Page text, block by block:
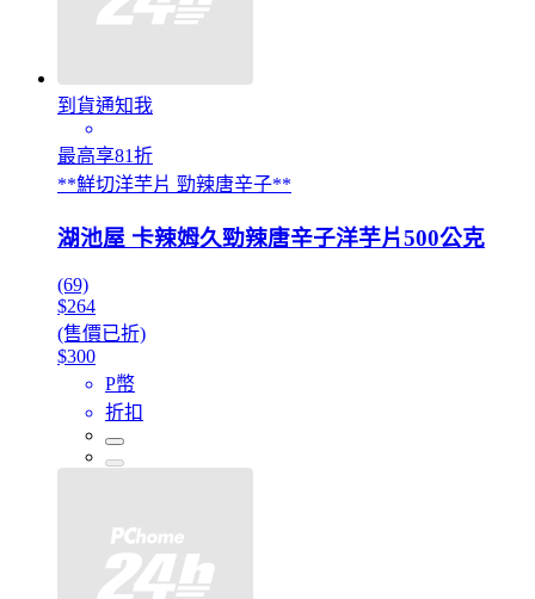
到貨通知我
最高享81折
**鮮切洋芋片 勁辣唐辛子**
湖池屋 卡辣姆久勁辣唐辛子洋芋片500公克
(69)
$264
(售價已折)
$300
P幣
折扣